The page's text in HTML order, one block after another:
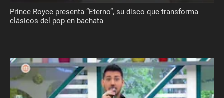
Prince Royce presenta “Eterno”, su disco que transforma
clásicos del pop en bachata